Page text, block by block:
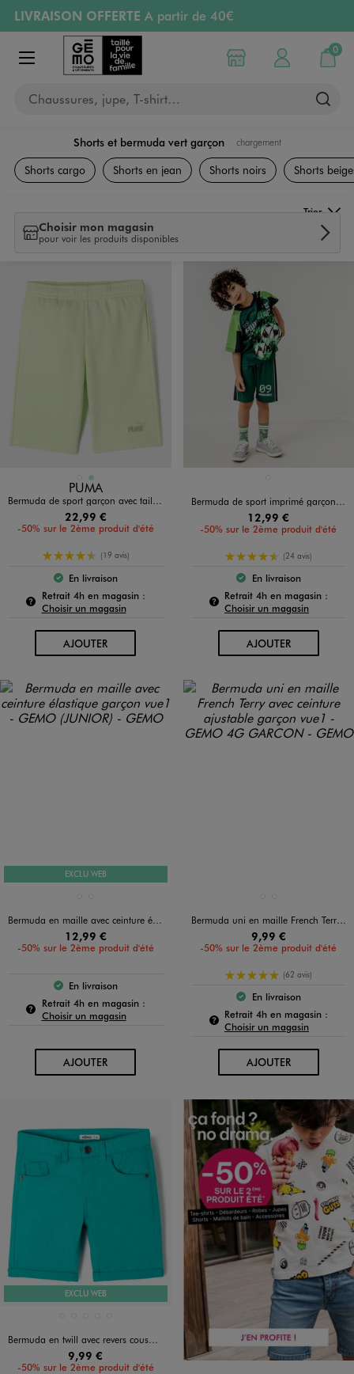
Aller au contenu principal
Aller à la navigation
LIVRAISON OFFERTE A partir de 40€
RETRAIT ET LIVRAISON OFFERTE
en magasin
PAYEZ EN 3x SANS FRAIS
Retours OFFERTS
pendant 30 jours
Afficher le menu
Chaussures, jupe, T-shirt…
Choisir mon magasin
Mon compte
0
Mon
Shorts et bermuda vert garçon chargement
Vêtements
Shorts cargo Shorts en jean Shorts noirs Shorts
Choisir mon magasin
pour voir les produits disponibles
Trier
Disponible en 2 coloris
BLEU FONCE
VERT CLAIR
PUMA
Bermuda de sport garçon avec taille ajustable - Puma
22,99 €
-50% sur le 2ème produit d'été
4.5/5 de moyenne
(19 avis)
Le produit est disponible :
En livraison
Retrait 4h en magasin :Pour connaître la disponibilité de ce produit :
Choisir un magasin
AJOUTERAU PANIER
Bermuda de sport imprimé garçon - Minecraft
12,99 €
-50% sur le 2ème produit d'été
4.5/5 de moyenne
(24 avis)
Le produit est
En livraison
Retrait 4h en magasin :
Choisir un magasin
AJOUTERAU PANIER
EXCLU WEB
Bermuda en maille avec ceinture élastique garçon
12,99 €
-50% sur le 2ème produit d'été
Le produit est disponible :
En livraison
Retrait 4h en magasin :Pour connaître la disponibilité de ce produit :
Choisir un magasin
AJOUTERAU PANIER
Bermuda uni en maille French Terry avec ceinture ajustable garçon
9,99 €
-50% sur le 2ème produit d'été
5/5 de moyenne
(62 avis)
Le produit est
En livraison
Retrait 4h en magasin :
Choisir un magasin
AJOUTERAU PANIER
EXCLU WEB
Bermuda en twill avec revers cousus garçon
9,99 €
-50% sur le 2ème produit d'été